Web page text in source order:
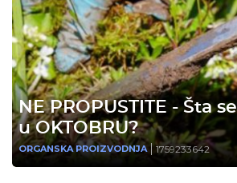
NE PROPUSTITE - Šta
u OKTOBRU?
ORGANSKA PROIZVODNJA 1759233642